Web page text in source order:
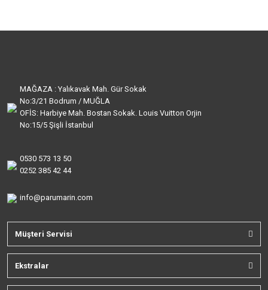
MAĞAZA : Yalıkavak Mah. Gür Sokak
No:3/21 Bodrum / MUĞLA
OFİS: Harbiye Mah. Bostan Sokak. Louis Vuitton Orjin
No:15/5 Şişli İstanbul
0530 573 13 50
0252 385 42 44
info@parumarin.com
Müşteri Servisi
Ekstralar